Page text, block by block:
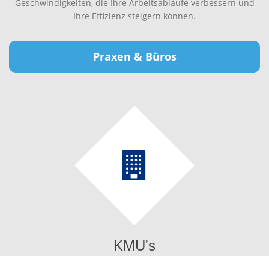
Geschwindigkeiten, die Ihre Arbeitsabläufe verbessern und
Ihre Effizienz steigern können.
Praxen & Büros
KMU's